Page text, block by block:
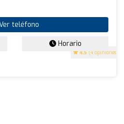
4.5 (4 opiniones)
teléfono
Horario